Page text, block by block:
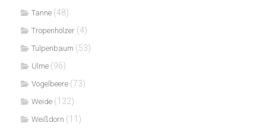
Tanne (48)
Tropenhölzer (4)
Tulpenbaum (53)
Ulme (96)
Vogelbeere (73)
Weide (132)
Weißdorn (11)